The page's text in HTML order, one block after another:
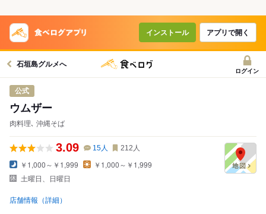
インストール アプリで開く
石垣島グルメへ
ログイン
公式
ウムザー
肉料理､ 沖縄そば
3.09 15人 212 人
￥1,000～￥1,999
￥1,000～￥1,999
土曜日、日曜日
店舗情報（詳細）